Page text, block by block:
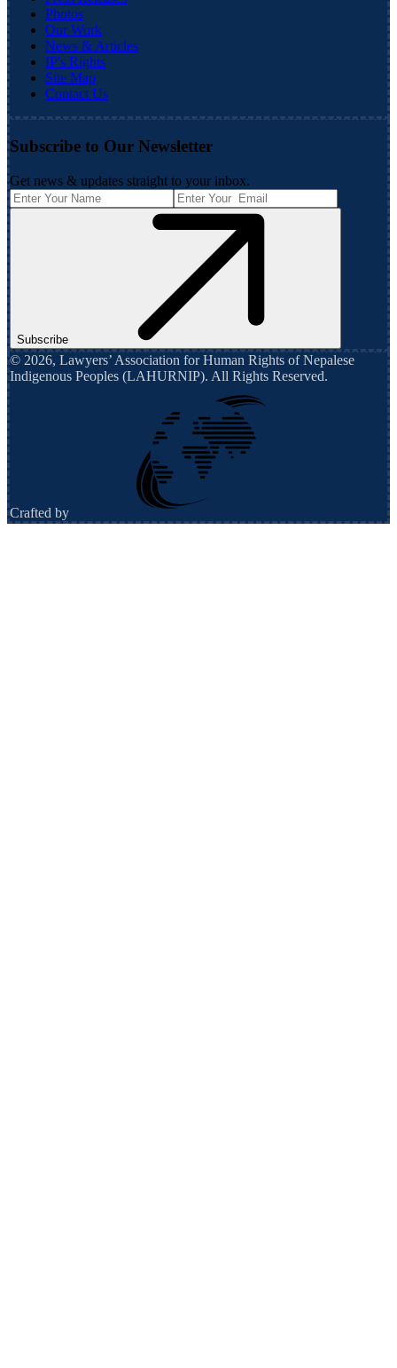
Photos
Our Work
News & Articles
IP's Rights
Site Map
Contact Us
Subscribe to Our Newsletter
Get news & updates straight to your inbox.
Subscribe
© 2026, Lawyers’ Association for Human Rights of Nepalese
Indigenous Peoples (LAHURNIP). All Rights Reserved.
Crafted by